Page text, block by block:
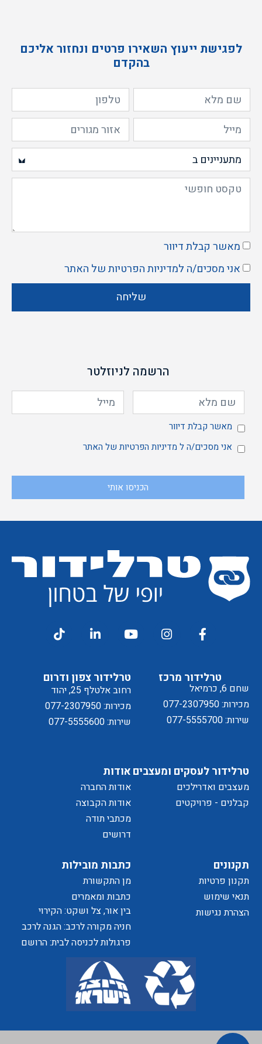
לפגישת ייעוץ השאירו פרטים ונחזור אליכם
בהקדם
מאשר קבלת דיוור
אני מסכים/ה למדיניות הפרטיותשל האתר
שליחה
הרשמה לניוזלטר
מאשר
קבלת
דיוור
מאשר קבלת דיוור
אני
ל
של
האתר
אני מסכים/ה ל מדיניות הפרטיות של האתר
הכניסו אותי
טרלידור מרכז
שחם 6, כרמיאל
מכירות: 077-2307950
שירות: 077-5555700
תקנונים
תקנון פרטיות
תנאי שימוש
הצהרת נגישות
כתבות מובילות
מן התקשורת
כתבות ומאמרים
בין אור, צל ושקט: הקירוי
כאלמנט מעצב בחוויית המרחב
חניה מקורה לרכב: הגנה לרכב
ושדרוג לבית
פרגולות לכניסה לבית: הרושם
טרלידור צפון ודרום
רחוב אלטלף 25, יהוד
מכירות: 077-2307950
שירות: 077-5555600
אודות
אודות החברה
אודות הקבוצה
מכתבי תודה
דרושים
טרלידור לעסקים ומעצבים
מעצבים ואדרילכים
קבלנים - פרויקטים